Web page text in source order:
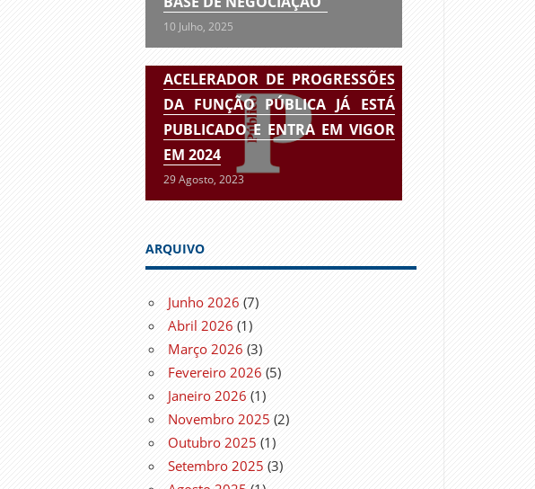
10 Julho, 2025
ACELERADOR DE PROGRESSÕES
DA FUNÇÃO PÚBLICA JÁ ESTÁ
PUBLICADO E ENTRA EM VIGOR
EM 2024
29 Agosto, 2023
ARQUIVO
Junho 2026 (7)
Abril 2026 (1)
Março 2026 (3)
Fevereiro 2026 (5)
Janeiro 2026 (1)
Novembro 2025 (2)
Outubro 2025 (1)
Setembro 2025 (3)